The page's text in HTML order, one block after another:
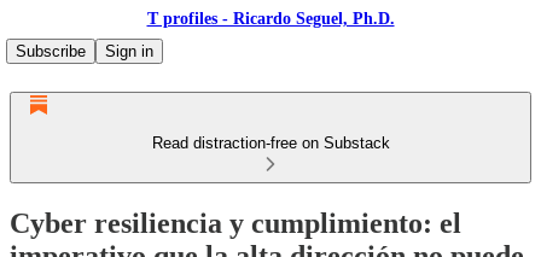
T profiles - Ricardo Seguel, Ph.D.
Subscribe
Sign in
Read distraction-free on Substack
Cyber resiliencia y cumplimiento: el